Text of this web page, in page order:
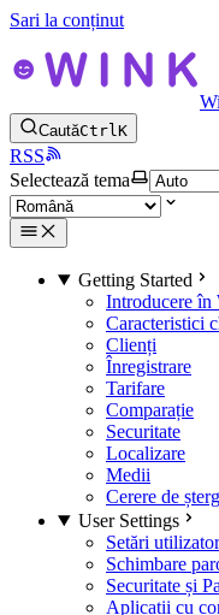
Sari la conținut
CautăCtrlK
RSS
Selectează tema
Getting Started
Introducere în
Caracteristici
Clienți
Înregistrare
Tarifare
Comparație
Securitate
Localizare
Medii
Cerere de
User Settings
Setări
Schimbare
Securitate și
Aplicații cu